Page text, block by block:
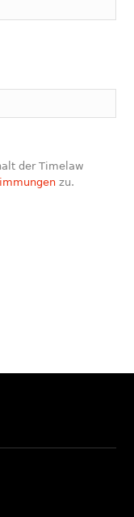
der Timelaw
zu.